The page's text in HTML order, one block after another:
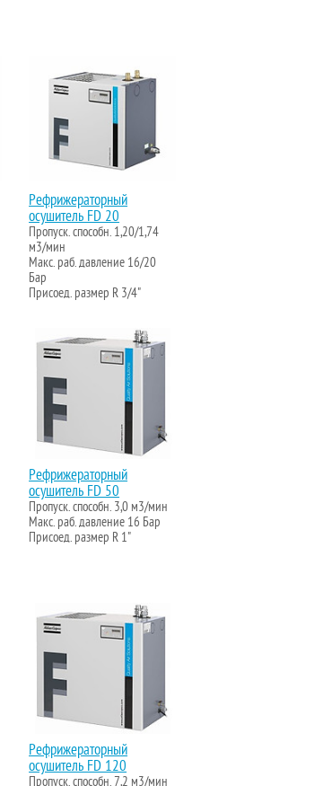
Рефрижераторный
осушитель FD 20
Пропуск. способн. 1,20/1,74
м3/мин
Макс. раб. давление 16/20
Бар
Присоед. размер R 3/4"
Рефрижераторный
осушитель FD 50
Пропуск. способн. 3,0 м3/мин
Макс. раб. давление 16 Бар
Присоед. размер R 1"
Рефрижераторный
осушитель FD 120
Пропуск. способн. 7,2 м3/мин